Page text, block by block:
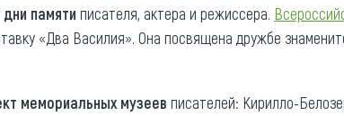
дни памяти писателя, актера и режиссера.
«Два Василия». Она посвящена дружбе
мемориальных музеев писателей: Кирилло-